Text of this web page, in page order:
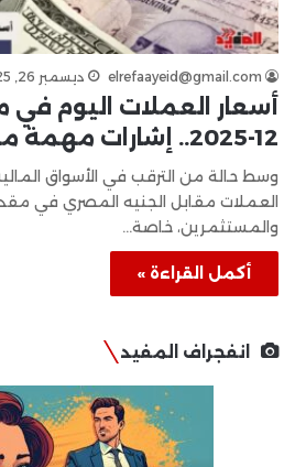
elrefaayeid@gmail.com ديسمبر 26, 2025
12-2025.. إشارات مهمة من السوق
وسط حالة من الترقب في الأسواق
العملات مقابل الجنيه المصري في
والمستثمرين، خاصة…
أكمل القراءة »
انفجراف المفيد